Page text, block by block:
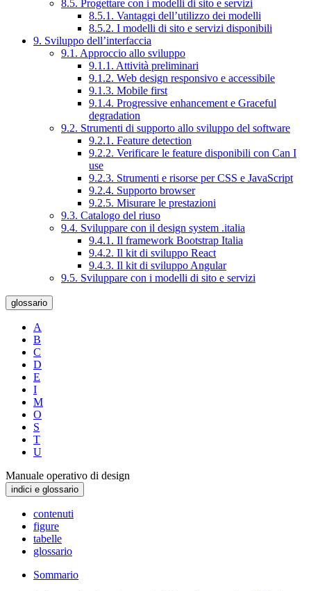
8.5. Progettare con i modelli di sito e servizi
8.5.1. Vantaggi dell’utilizzo dei modelli
8.5.2. I modelli di sito e servizi disponibili
9. Sviluppo dell’interfaccia
9.1. Approccio allo sviluppo
9.1.1. Attività preliminari
9.1.2. Web design responsivo e accessibile
9.1.3. Mobile first
9.1.4. Progressive enhancement e Graceful
degradation
9.2. Strumenti di supporto allo sviluppo del software
9.2.1. Feature detection
9.2.2. Verificare le feature disponibili con Can I
use
9.2.3. Strumenti e risorse per CSS e JavaScript
9.2.4. Supporto browser
9.2.5. Misurare le prestazioni
9.3. Catalogo del riuso
9.4. Sviluppare con il design system .italia
9.4.1. Il framework Bootstrap Italia
9.4.2. Il kit di sviluppo React
9.4.3. Il kit di sviluppo Angular
9.5. Sviluppare con i modelli di sito e servizi
glossario
A
B
C
D
E
I
M
O
S
T
U
Manuale operativo di design
indici e glossario
contenuti
figure
tabelle
glossario
Sommario